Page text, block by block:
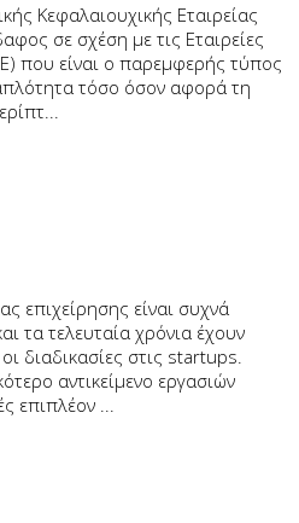
Κεφαλαιουχικής Εταιρείας
σε σχέση με τις Εταιρείες
που είναι ο παρεμφερής τύπος
τόσο όσον αφορά τη
επιχείρησης είναι συχνά
τα τελευταία χρόνια έχουν
διαδικασίες στις startups.
αντικείμενο εργασιών
επιπλέον ...